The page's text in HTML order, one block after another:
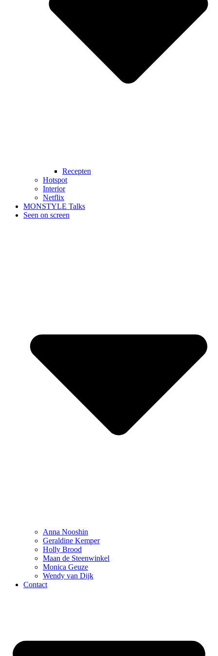
Recepten
Hotspot
Interior
Netflix
MONSTYLE Talks
Seen on screen
Anna Nooshin
Geraldine Kemper
Holly Brood
Maan de Steenwinkel
Monica Geuze
Wendy van Dijk
Contact